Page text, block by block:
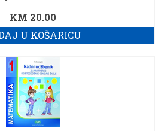
KM 20.00
U KOŠARICU